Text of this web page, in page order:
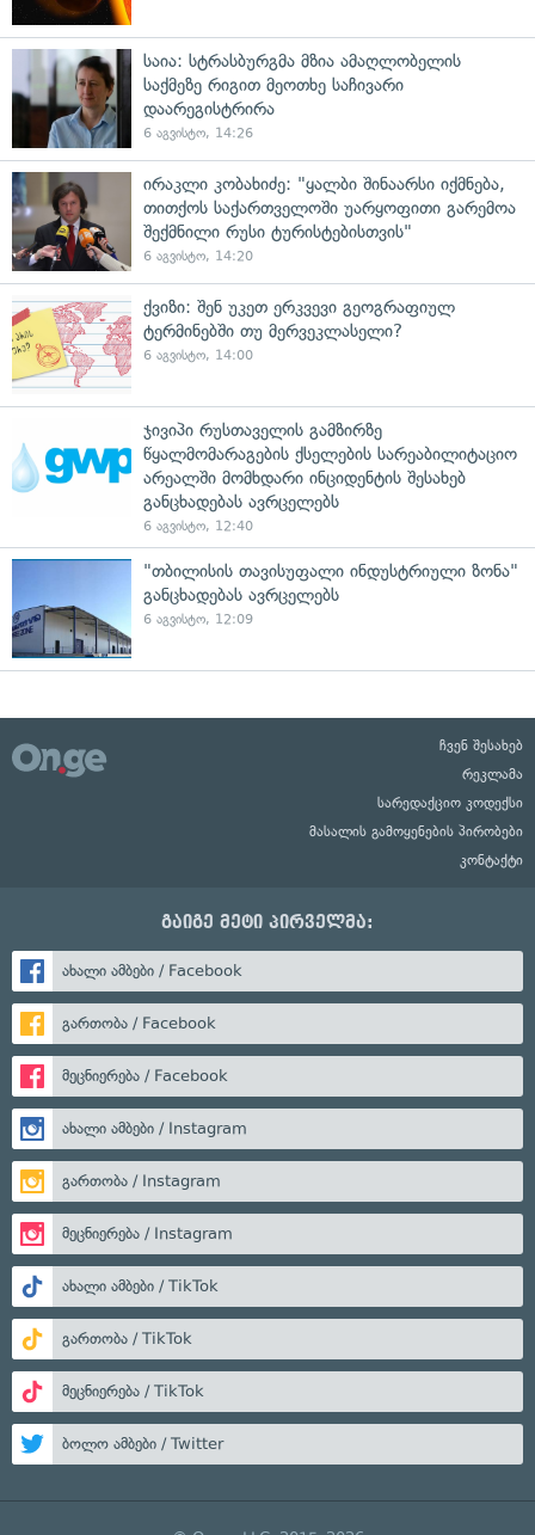
საია: სტრასბურგმა მზია ამაღლობელის
საქმეზე რიგით მეოთხე საჩივარი
დაარეგისტრირა
6 აგვისტო, 14:26
ირაკლი კობახიძე: "ყალბი შინაარსი იქმნება,
თითქოს საქართველოში უარყოფითი გარემოა
შექმნილი რუსი ტურისტებისთვის"
6 აგვისტო, 14:20
ქვიზი: შენ უკეთ ერკვევი გეოგრაფიულ
ტერმინებში თუ მერვეკლასელი?
6 აგვისტო, 14:00
ჯივიპი რუსთაველის გამზირზე
წყალმომარაგების ქსელების სარეაბილიტაციო
არეალში მომხდარი ინციდენტის შესახებ
განცხადებას ავრცელებს
6 აგვისტო, 12:40
"თბილისის თავისუფალი ინდუსტრიული ზონა"
განცხადებას ავრცელებს
6 აგვისტო, 12:09
ჩვენ შესახებ
რეკლამა
სარედაქციო კოდექსი
მასალის გამოყენების პირობები
კონტაქტი
გაიგე მეტი პირველმა:
ახალი ამბები / Facebook
გართობა / Facebook
მეცნიერება / Facebook
ახალი ამბები / Instagram
გართობა / Instagram
მეცნიერება / Instagram
ახალი ამბები / TikTok
გართობა / TikTok
მეცნიერება / TikTok
ბოლო ამბები / Twitter